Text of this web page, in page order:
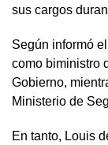
sus cargos
Según informó
como biministro
Gobierno,
Ministerio de
En tanto, Louis